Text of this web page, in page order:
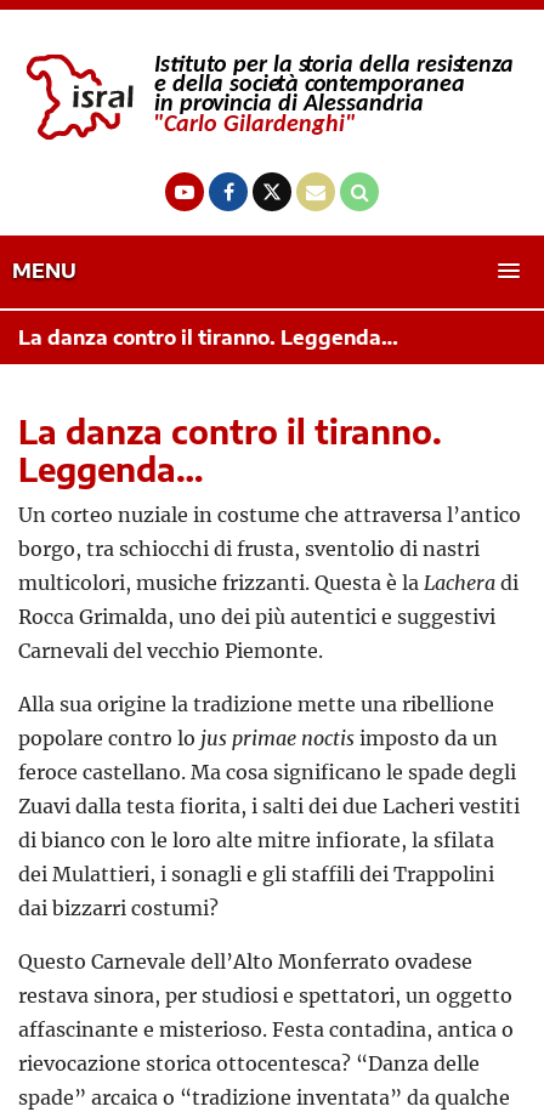
MENU
La danza contro il tiranno. Leggenda…
La danza contro il tiranno.
Leggenda…
Un corteo nuziale in costume che attraversa l’antico
borgo, tra schiocchi di frusta, sventolio di nastri
multicolori, musiche frizzanti. Questa è la Lachera di
Rocca Grimalda, uno dei più autentici e suggestivi
Carnevali del vecchio Piemonte.
Alla sua origine la tradizione mette una ribellione
popolare contro lo jus primae noctis imposto da un
feroce castellano. Ma cosa significano le spade degli
Zuavi dalla testa fiorita, i salti dei due Lacheri vestiti
di bianco con le loro alte mitre infiorate, la sfilata
dei Mulattieri, i sonagli e gli staffili dei Trappolini
dai bizzarri costumi?
Questo Carnevale dell’Alto Monferrato ovadese
restava sinora, per studiosi e spettatori, un oggetto
affascinante e misterioso. Festa contadina, antica o
rievocazione storica ottocentesca? “Danza delle
spade” arcaica o “tradizione inventata” da qualche